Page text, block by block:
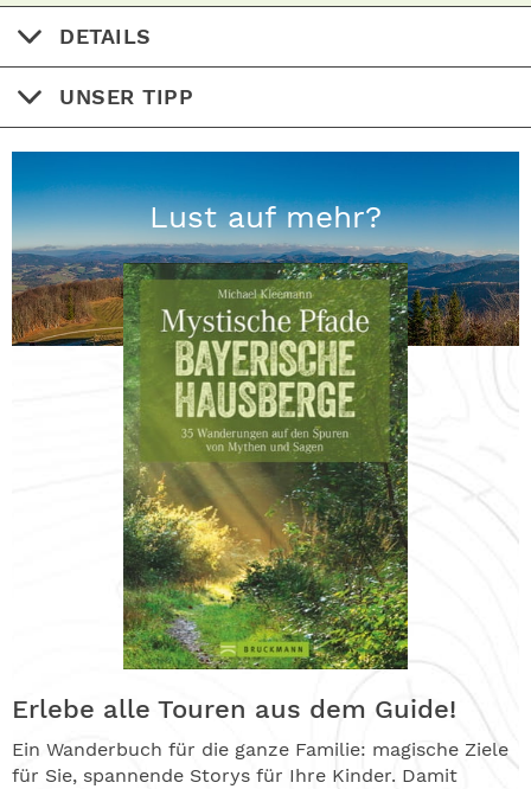
DETAILS
UNSER TIPP
Lust auf mehr?
Erlebe alle Touren aus dem Guide!
Ein Wanderbuch für die ganze Familie: magische Ziele
für Sie, spannende Storys für Ihre Kinder. Damit